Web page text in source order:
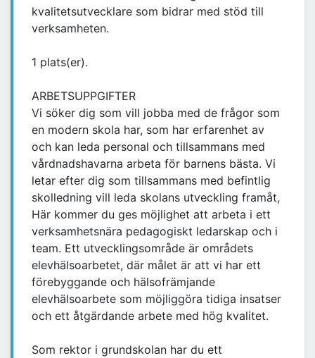
kvalitetsutvecklare som bidrar med stöd till
verksamheten.
1 plats(er).
ARBETSUPPGIFTER
Vi söker dig som vill jobba med de frågor som
en modern skola har, som har erfarenhet av
och kan leda personal och tillsammans med
vårdnadshavarna arbeta för barnens bästa. Vi
letar efter dig som tillsammans med befintlig
skolledning vill leda skolans utveckling framåt,
Här kommer du ges möjlighet att arbeta i ett
verksamhetsnära pedagogiskt ledarskap och i
team. Ett utvecklingsområde är områdets
elevhälsoarbetet, där målet är att vi har ett
förebyggande och hälsofrämjande
elevhälsoarbete som möjliggöra tidiga insatser
och ett åtgärdande arbete med hög kvalitet.
Som rektor i grundskolan har du ett